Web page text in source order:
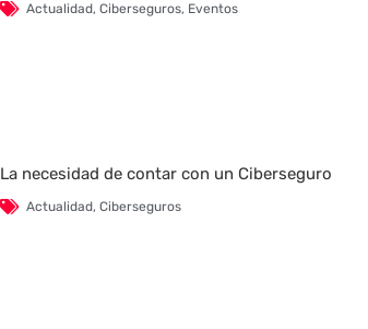
Actualidad, Ciberseguros, Eventos
La necesidad de contar con un Ciberseguro
Actualidad, Ciberseguros